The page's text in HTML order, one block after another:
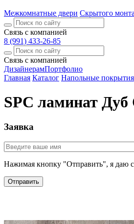
Межкомнатные двери Скрытого
Связь с компанией
8 (991) 433-26-85
Связь с компанией
ДизайнерамПортфолио
Главная Каталог Напольные покрытия
SPC ламинат
Заявка
Нажимая кнопку "Отправить", я даю
Отправить